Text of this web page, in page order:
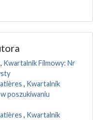
, Kwartalnik Filmowy: Nr
, Kwartalnik
poszukiwaniu
, Kwartalnik